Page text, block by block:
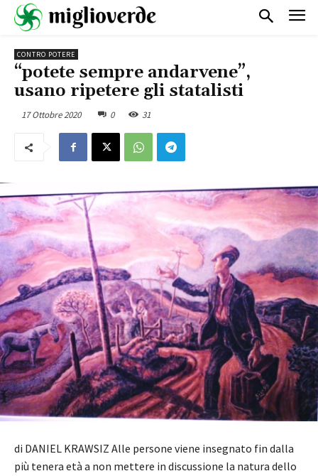
CONTRO POTERE
“potete sempre andarvene”,
usano ripetere gli statalisti
17 Ottobre 2020 0 31
di DANIEL KRAWSIZ Alle persone viene insegnato fin dalla
più tenera età a non mettere in discussione la natura dello